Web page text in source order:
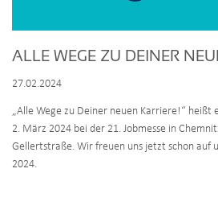
ALLE WEGE ZU DEINER
27.02.2024
„Alle Wege zu Deiner neuen Karriere!“ heißt
2. März 2024 bei der 21. Jobmesse in
Gellertstraße. Wir freuen uns jetzt schon auf
2024.